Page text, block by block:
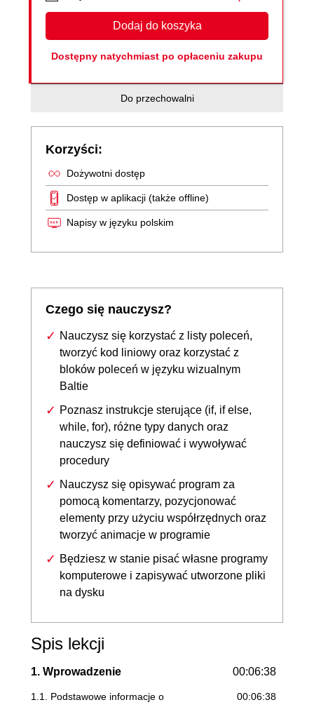
Dodaj do koszyka
Dostępny natychmiast po opłaceniu zakupu
Do przechowalni
Korzyści:
Dożywotni dostęp
Dostęp w aplikacji (także offline)
Napisy w języku polskim
Czego się nauczysz?
Nauczysz się korzystać z listy poleceń,
tworzyć kod liniowy oraz korzystać z
bloków poleceń w języku wizualnym
Baltie
Poznasz instrukcje sterujące (if, if else,
while, for), różne typy danych oraz
nauczysz się definiować i wywoływać
procedury
Nauczysz się opisywać program za
pomocą komentarzy, pozycjonować
elementy przy użyciu współrzędnych oraz
tworzyć animacje w programie
Będziesz w stanie pisać własne programy
komputerowe i zapisywać utworzone pliki
na dysku
Spis lekcji
1. Wprowadzenie 00:06:38
1.1. Podstawowe informacje o
00:06:38